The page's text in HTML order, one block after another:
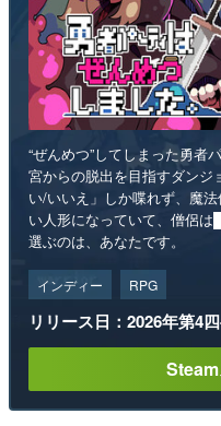
“ぜんめつ”してしまった勇者
宮からの脱出を目指すダンジ
い/いいえ」しか喋れず、魔
い人形になっていて、僧侶
選ぶのは、あなたです。
インディー RPG
リリース日：2026年第4